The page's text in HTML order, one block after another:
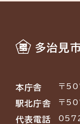
多治見
本庁舎 〒
駅北庁舎 〒
代表電話